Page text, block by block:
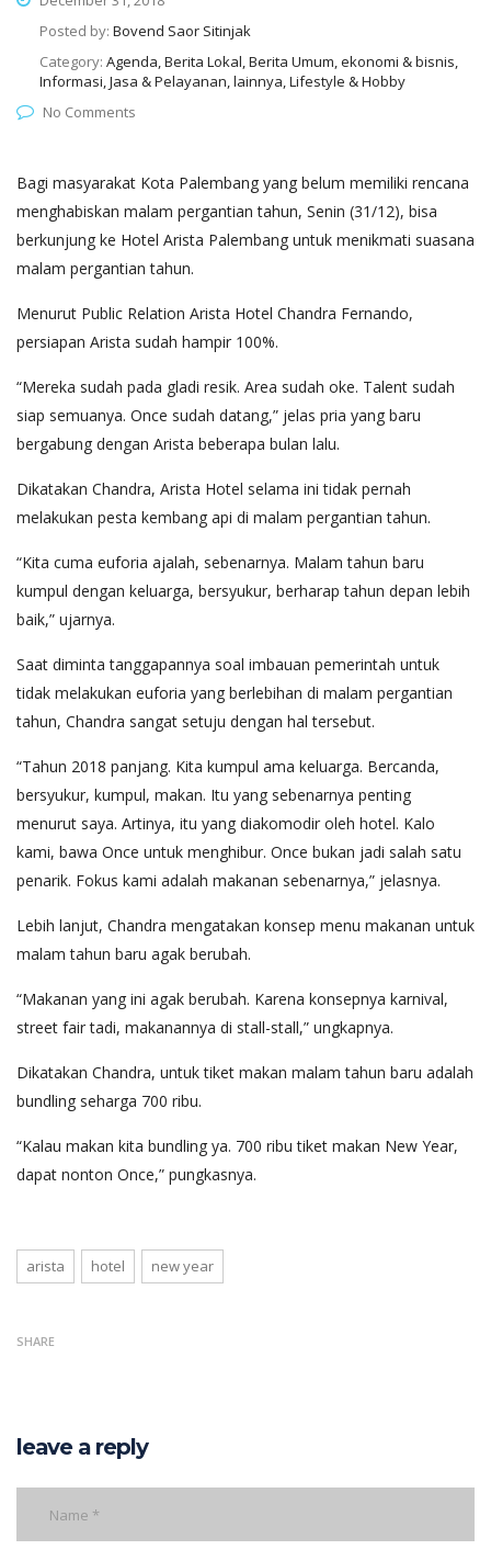
Posted by: Bovend Saor Sitinjak
Category: Agenda, Berita Lokal, Berita Umum, ekonomi & bisnis,
Informasi, Jasa & Pelayanan, lainnya, Lifestyle & Hobby
No Comments
Bagi masyarakat Kota Palembang yang belum memiliki rencana
menghabiskan malam pergantian tahun, Senin (31/12), bisa
berkunjung ke Hotel Arista Palembang untuk menikmati suasana
malam pergantian tahun.
Menurut Public Relation Arista Hotel Chandra Fernando,
persiapan Arista sudah hampir 100%.
“Mereka sudah pada gladi resik. Area sudah oke. Talent sudah
siap semuanya. Once sudah datang,” jelas pria yang baru
bergabung dengan Arista beberapa bulan lalu.
Dikatakan Chandra, Arista Hotel selama ini tidak pernah
melakukan pesta kembang api di malam pergantian tahun.
“Kita cuma euforia ajalah, sebenarnya. Malam tahun baru
kumpul dengan keluarga, bersyukur, berharap tahun depan lebih
baik,” ujarnya.
Saat diminta tanggapannya soal imbauan pemerintah untuk
tidak melakukan euforia yang berlebihan di malam pergantian
tahun, Chandra sangat setuju dengan hal tersebut.
“Tahun 2018 panjang. Kita kumpul ama keluarga. Bercanda,
bersyukur, kumpul, makan. Itu yang sebenarnya penting
menurut saya. Artinya, itu yang diakomodir oleh hotel. Kalo
kami, bawa Once untuk menghibur. Once bukan jadi salah satu
penarik. Fokus kami adalah makanan sebenarnya,” jelasnya.
Lebih lanjut, Chandra mengatakan konsep menu makanan untuk
malam tahun baru agak berubah.
“Makanan yang ini agak berubah. Karena konsepnya karnival,
street fair tadi, makanannya di stall-stall,” ungkapnya.
Dikatakan Chandra, untuk tiket makan malam tahun baru adalah
bundling seharga 700 ribu.
“Kalau makan kita bundling ya. 700 ribu tiket makan New Year,
dapat nonton Once,” pungkasnya.
arista hotel new year
SHARE
leave a reply